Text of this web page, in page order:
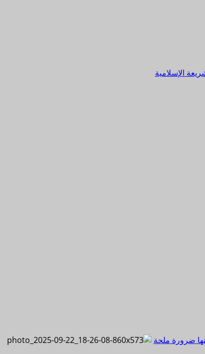
الإسلامية
ضرورة ملحة